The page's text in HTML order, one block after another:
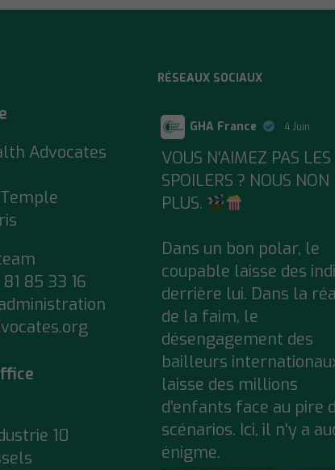
Advocates
85 33 16
10
RÉSEAUX SOCIAUX
;
GHA France 4 Juin
VOUS N'AIMEZ PAS LES
SPOILERS ? NOUS NON
PLUS.
Dans un bon polar, le
coupable laisse des
derrière lui. Dans la
de la faim, le
désengagement des
bailleurs
laisse des millions
d’enfants face au pire
scénarios. Ici, il n'y a
énigme.